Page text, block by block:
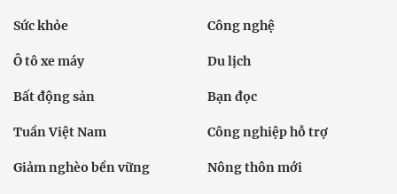
Sức khỏe Công nghệ
Ô tô xe máy Du lịch
Bất động sản Bạn đọc
Tuần Việt Nam Công nghiệp hỗ trợ
Giảm nghèo bền vững Nông thôn mới